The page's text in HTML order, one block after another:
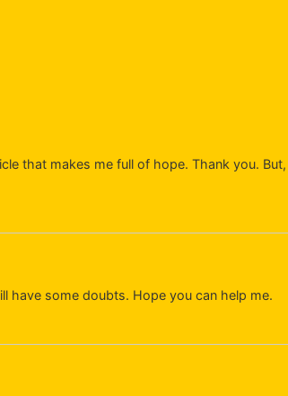
that makes me full of hope. Thank you.
have some doubts. Hope you can help me.